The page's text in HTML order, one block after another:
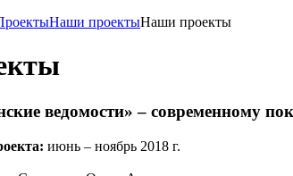
Наши проектыНаши проекты
ведомости» – современному
июнь – ноябрь 2018 г.